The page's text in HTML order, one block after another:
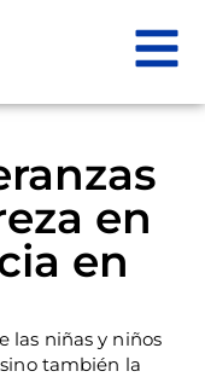
en
en
las niñas y niños
también la